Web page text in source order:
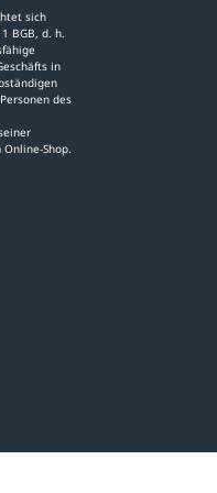
sich
BGB, d. h.
in
des
Shop.